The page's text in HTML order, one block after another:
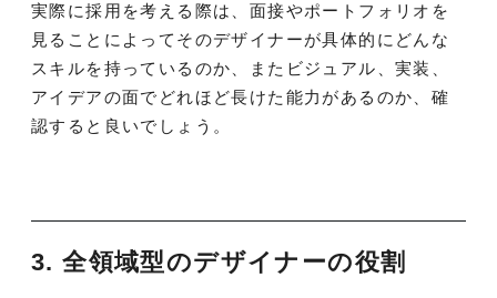
実際に採用を考える際は、面接やポートフォリオを
見ることによってそのデザイナーが具体的にどんな
スキルを持っているのか、またビジュアル、実装、
アイデアの面でどれほど長けた能力があるのか、確
認すると良いでしょう。
3. 全領域型のデザイナーの役割